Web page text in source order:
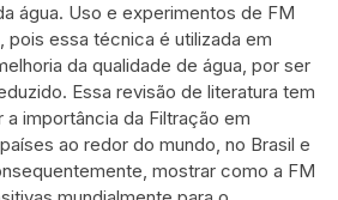
água. Uso e experimentos de FM
pois essa técnica é utilizada em
da qualidade de água, por ser
Essa revisão de literatura tem
importância da Filtração em
ao redor do mundo, no Brasil e
mostrar como a FM